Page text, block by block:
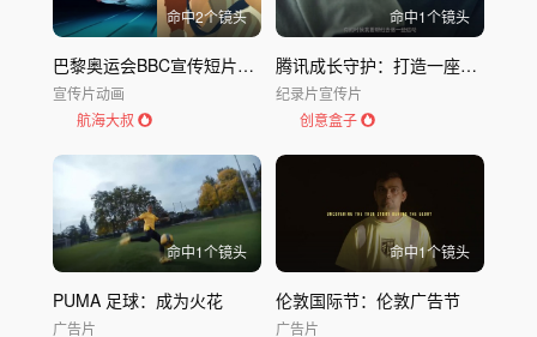
命中2个镜头
巴黎奥运会BBC宣传短片：欢迎来到恋爱之城
宣传片动画
航海大叔
命中1个镜头
腾讯成长守护：打造一座轮椅上的云操场
纪录片宣传片
创意盒子
命中1个镜头
PUMA 足球：成为火花
广告片
命中1个镜头
伦敦国际节：伦敦广告节
广告片